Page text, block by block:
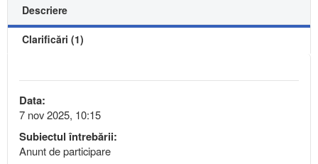
Descriere
Clarificări (1)
Data:
7 nov 2025, 10:15
Subiectul întrebării:
Anunt de participare